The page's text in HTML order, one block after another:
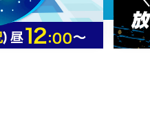
年 01月 18日 放送